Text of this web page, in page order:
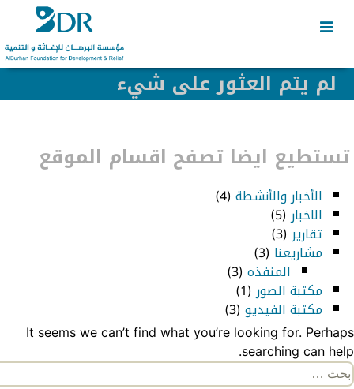
content
لم يتم العثور على شيء
تستطيع ايضا تصفح اقسام الموقع
الأخبار والأنشطة (4)
الاخبار(5)
تقارير(3)
مشاريعنا (3)
المنفذه (3)
مكتبة الصور(1)
مكتبة الفيديو (3)
It seems we can’t find what you’re looking for. Perhaps
searching can help.
البحث